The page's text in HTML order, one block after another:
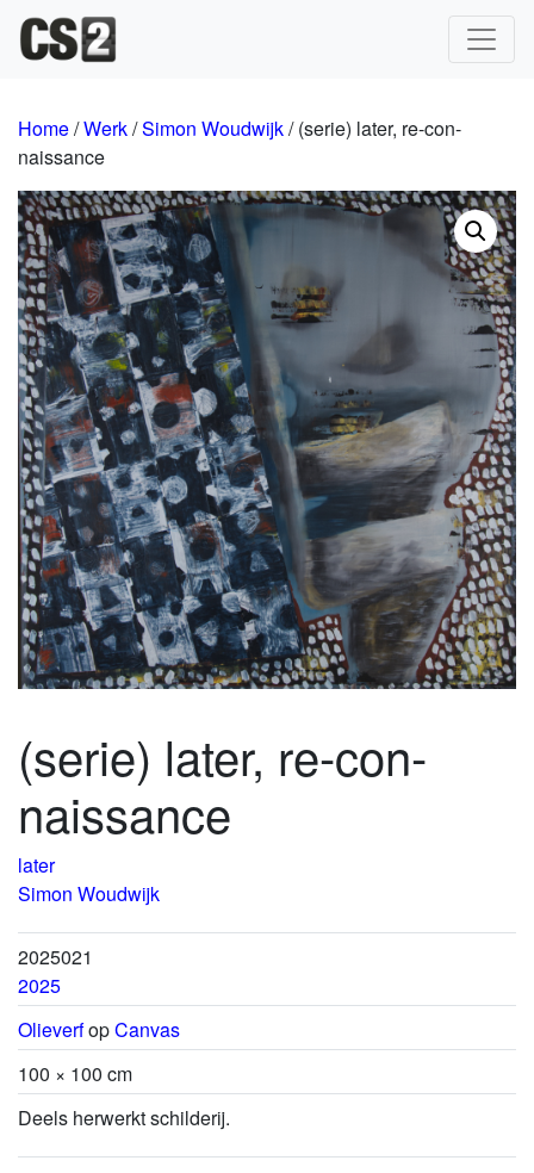
Hoofdnavigatie
Home/Werk/Simon Woudwijk/ (serie) later, re-con-
naissance
(serie) later, re-con-
naissance
later
Simon Woudwijk
2025021
2025
OlieverfopCanvas
100 × 100 cm
Deels herwerkt schilderij.